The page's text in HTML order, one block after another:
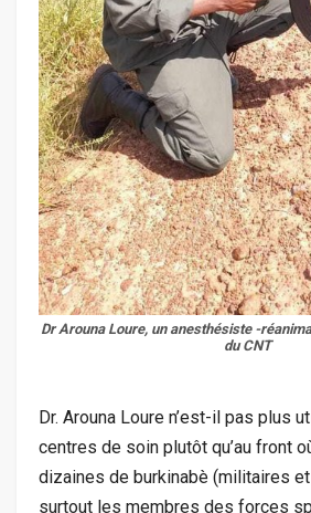
Dr Arouna Loure, un anesthésiste -
du CNT
Dr. Arouna Loure n’est-il pas plus
centres de soin plutôt qu’au front
dizaines de burkinabè (militaires
surtout les membres des forces